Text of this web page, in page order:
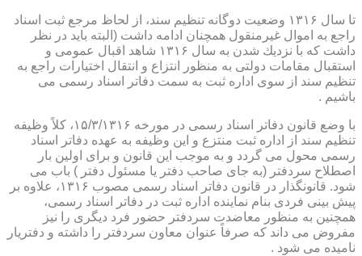
تا سال ۱۳۱۶ وضعیت دوگانه تنظیم سند، از لحاظ مرجع ثبت اسناد
راجع به اموال غیرمنقول همچنان ادامه داشت (البته باید در نظر
داشت كه با نزدیك شدن به سال ۱۳۱۶ شاهد اقبال عمومی و
استقبال مقامات دولتی به منظور انتزاع و انتقال اختیارات راجع به
تنظیم سند از سوی اداره ثبت به سمت دفاتر اسناد رسمی می
باشیم .
با وضع قانون دفاتر اسناد رسمی در مورخه ۱۵/۳/۱۳۱۶، كلاً وظیفه
تنظیم سند از اداره ثبت منتزع و این وظیفه به عهده دفاتر اسناد
رسمی محول می گردد و به موجب این قانون و برای اولین بار
اصطلاح سردفتر (به جای صاحب دفتر یا مسئول دفتر ) باب می
شود. قانونگذار در قانون دفاتر اسناد رسمی مصوب ۱۳۱۶، علاوه بر
پیش بینی فردی بنام نماینده اداره ثبت در دفاتر اسناد رسمی،
همچنین به منظور معاضدت سردفتر حضور فرد دیگری را نیز
مفروض می داند كه صرفاً عنوان معاون سردفتر را داشته و دفتریار
نامیده می شود .